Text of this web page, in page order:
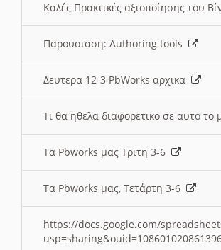
Καλές Πρακτικές αξιοποίησης του
Παρουσιαση: Authoring tools
Δευτερα 12-3 PbWorks αρχικα
Τι θα ηθελα διαφορετικο σε αυτο
Τα Pbworks μας Τριτη 3-6
Τα Pbworks μας, Τετάρτη 3-6
https://docs.google.com/